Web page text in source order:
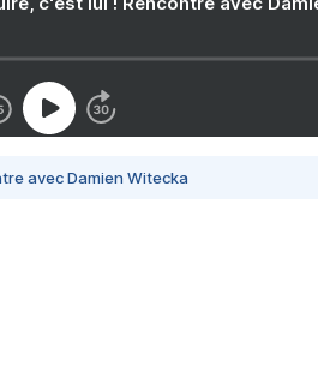
avec Damien Witecka